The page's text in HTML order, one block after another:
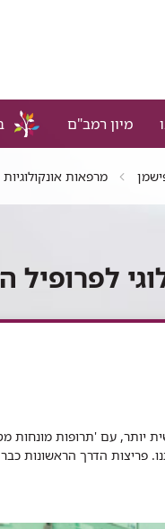
מיון רמב"ם
מרפאות אונקולוגיות
לפרופיל
יותר, עם 'תרופות מונחות
פריצות הדרך הראשונות